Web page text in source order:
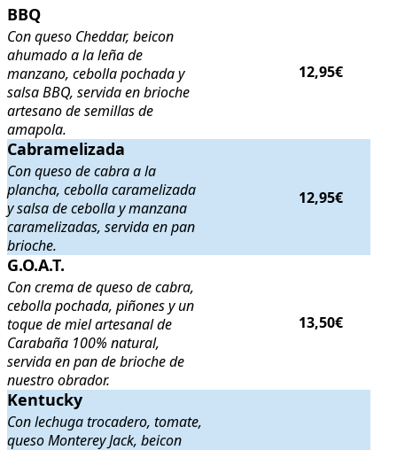
BBQ . Con queso Cheddar, beicon ahumado a la leña de manzano,
BBQ
Con queso Cheddar, beicon
ahumado a la leña de
manzano, cebolla pochada y
salsa BBQ, servida en brioche
artesano de semillas de
amapola.
12,95€
Cabramelizada . Con queso de cabra a la plancha, cebolla
Cabramelizada
Con queso de cabra a la
plancha, cebolla caramelizada
y salsa de cebolla y manzana
caramelizadas, servida en pan
brioche.
12,95€
G.O.A.T.
G.O.A.T.
Con crema de queso de cabra,
cebolla pochada, piñones y un
toque de miel artesanal de
Carabaña 100% natural,
servida en pan de brioche de
nuestro obrador.
13,50€
Kentucky . Con lechuga trocadero, tomate, queso Monterey Jack,
Kentucky
Con lechuga trocadero, tomate,
queso Monterey Jack, beicon